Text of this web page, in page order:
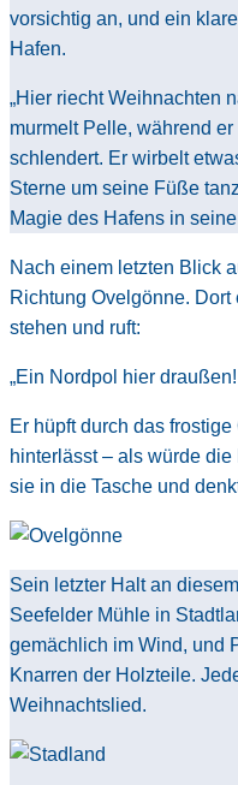
vorsichtig an, und ein
Hafen.
„Hier riecht Weihnachten
murmelt Pelle, während
schlendert. Er wirbelt
Sterne um seine Füße
Magie des Hafens in
Nach einem letzten Blick
Richtung Ovelgönne.
stehen und ruft:
„Ein Nordpol hier
Er hüpft durch das
hinterlässt – als würde
sie in die Tasche und
Sein letzter Halt an
Seefelder Mühle in
gemächlich im Wind, und
Knarren der Holzteile.
Weihnachtslied.